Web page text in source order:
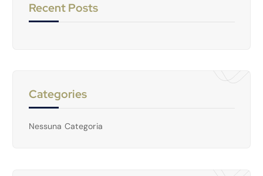
Recent Posts
Categories
Nessuna Categoria